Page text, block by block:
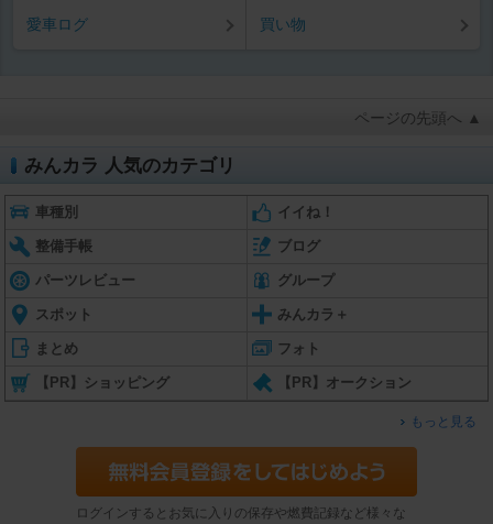
愛車ログ 買い物
ページの先頭へ ▲
みんカラ 人気のカテゴリ
車種別 イイね！
整備手帳 ブログ
パーツレビュー グループ
スポット みんカラ＋
まとめ フォト
【PR】ショッピング 【PR】オークション
もっと見る
ログインするとお気に入りの保存や燃費記録など様々な